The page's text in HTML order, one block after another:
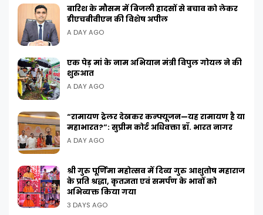
बारिश के मौसम में बिजली हादसों से बचाव को लेकर
डीएचबीवीएन की विशेष अपील
A DAY AGO
एक पेड़ मां के नाम अभियान मंत्री विपुल गोयल ने की
शुरुआत
A DAY AGO
“रामायण ट्रेलर देखकर कन्फ्यूजन—यह रामायण है या
महाभारत?”: सुप्रीम कोर्ट अधिवक्ता डॉ. भारत नागर
A DAY AGO
श्री गुरु पूर्णिमा महोत्सव में दिव्य गुरु आशुतोष महाराज
के प्रति श्रद्धा, कृतज्ञता एवं समर्पण के भावों को
अभिव्यक्त किया गया
3 DAYS AGO